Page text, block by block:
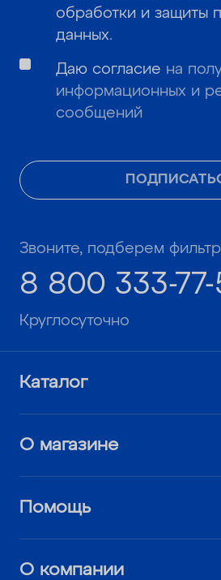
обработки и защиты
данных.
Даю согласие на
информационных и
сообщений
Звоните, подберем
8 800 333-77-
Круглосуточно
Каталог
О магазине
Помощь
О компании